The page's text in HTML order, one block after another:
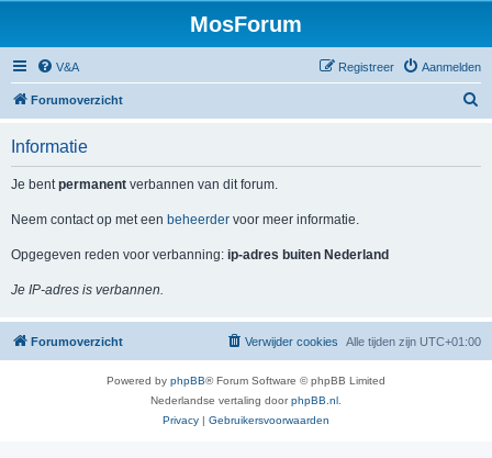
MosForum
V&A Aanmelden
Registreer
Forumoverzicht
Informatie
Je bentpermanent verbannen van dit forum.
Neem contact op met een beheerder voor meer informatie.
Opgegeven reden voor verbanning: ip-adres buiten Nederland
Je IP-adres is verbannen.
Forumoverzicht Alle tijden zijn UTC+01:00
Verwijder cookies
Powered by phpBB® Forum Software © phpBB Limited
Nederlandse vertaling doorphpBB.nl
Privacy | Gebruikersvoorwaarden